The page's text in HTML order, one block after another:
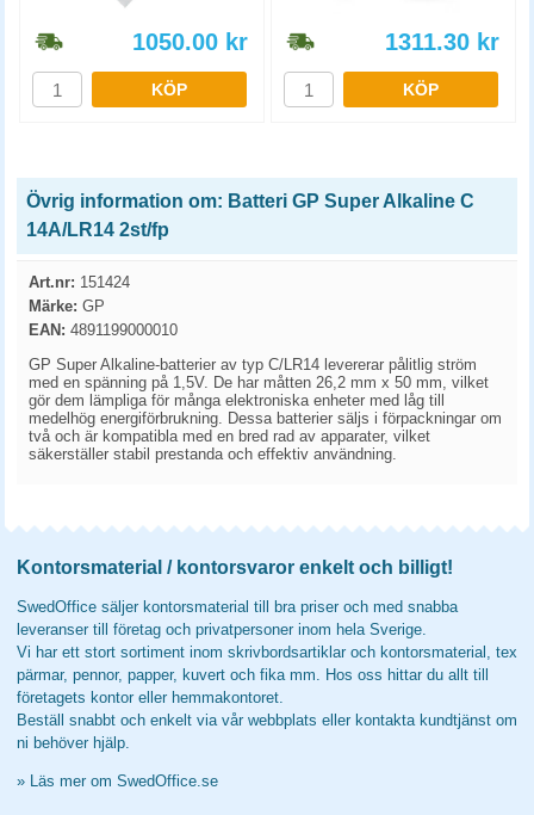
1050.00 kr
KÖP
1311.30 kr
KÖP
Övrig information om: Batteri GP Super Alkaline C
14A/LR14 2st/fp
Art.nr: 151424
Märke: GP
EAN: 4891199000010
GP Super Alkaline-batterier av typ C/LR14 levererar pålitlig ström
med en spänning på 1,5V. De har måtten 26,2 mm x 50 mm, vilket
gör dem lämpliga för många elektroniska enheter med låg till
medelhög energiförbrukning. Dessa batterier säljs i förpackningar om
två och är kompatibla med en bred rad av apparater, vilket
säkerställer stabil prestanda och effektiv användning.
Kontorsmaterial / kontorsvaror enkelt och billigt!
SwedOffice säljer kontorsmaterial till bra priser och med snabba
leveranser till företag och privatpersoner inom hela Sverige.
Vi har ett stort sortiment inom skrivbordsartiklar och kontorsmaterial, tex
pärmar, pennor, papper, kuvert och fika mm. Hos oss hittar du allt till
företagets kontor eller hemmakontoret.
Beställ snabbt och enkelt via vår webbplats eller kontakta kundtjänst om
ni behöver hjälp.
» Läs mer om SwedOffice.se